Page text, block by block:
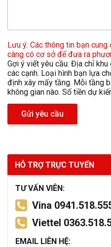
Lưu ý: Các thông tin bạn
càng có cơ sở để đưa ra
Gợi ý viết yêu cầu: Địa chỉ
các cạnh. Loại hình bạn lựa
định xây mấy tầng. Mỗi tầng
không gian nào. Số tiền dự
Gửi yêu cầu
HỖ TRỢ TRỰC TUYẾN
TƯ VẤN VIÊN:
Vina
Viettel
EMAIL LIÊN HỆ: